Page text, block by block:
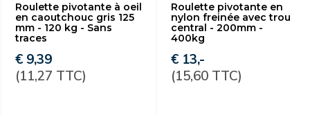
Roulette pivotante à oeil
en caoutchouc gris 125
mm - 120 kg - Sans
traces
€ 9,39
(11,27 TTC)
Roulette pivotante en
nylon freinée avec trou
central - 200mm -
400kg
€ 13,-
(15,60 TTC)